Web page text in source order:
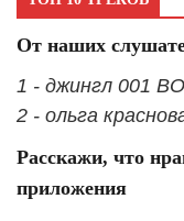
От наших
1 - джингл 001
2 - ольга
Расскажи, что
приложения